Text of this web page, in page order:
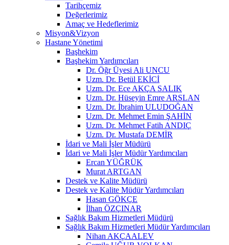
Tarihçemiz
Değerlerimiz
Amaç ve Hedeflerimiz
Misyon&Vizyon
Hastane Yönetimi
Başhekim
Başhekim Yardımcıları
Dr. Öğr Üyesi Ali UNCU
Uzm. Dr. Betül EKİCİ
Uzm. Dr. Ece AKÇA SALIK
Uzm. Dr. Hüseyin Emre ARSLAN
Uzm. Dr. İbrahim ULUDOĞAN
Uzm. Dr. Mehmet Emin ŞAHİN
Uzm. Dr. Mehmet Fatih ANDIÇ
Uzm. Dr. Mustafa DEMİR
İdari ve Mali İşler Müdürü
İdari ve Mali İşler Müdür Yardımcıları
Ercan YÜĞRÜK
Murat ARTGAN
Destek ve Kalite Müdürü
Destek ve Kalite Müdür Yardımcıları
Hasan GÖKÇE
İlhan ÖZÇINAR
Sağlık Bakım Hizmetleri Müdürü
Sağlık Bakım Hizmetleri Müdür Yardımcıları
Nihan AKÇAALEV